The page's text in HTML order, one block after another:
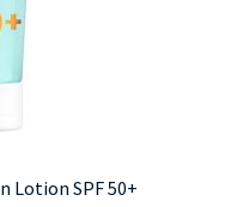
Lotion SPF 50+